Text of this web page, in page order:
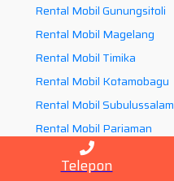
Rental Mobil Gunungsitoli
Rental Mobil Magelang
Rental Mobil Timika
Rental Mobil Kotamobagu
Rental Mobil Subulussalam
Rental Mobil Pariaman
Rental Mobil Tomohon
Rental Mobil Sungaipenuh
Telepon